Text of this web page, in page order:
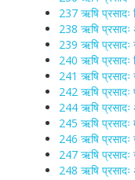
237 ऋषि प्रसादः
238 ऋषि
239 ऋषि
240 ऋषि प्रसादः
241 ऋषि
242 ऋषि प्रसादः
244 ऋषि
245 ऋषि
246 ऋषि
247 ऋषि
248 ऋषि